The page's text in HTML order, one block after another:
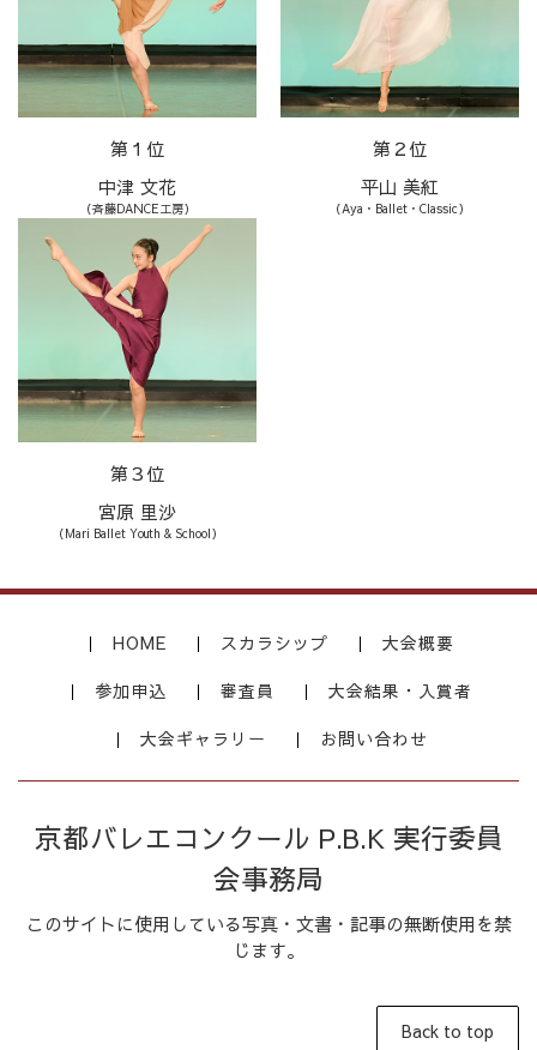
第１位
中津 文花
（斉藤DANCE工房）
第２位
平山 美紅
（Aya・Ballet・Classic）
第３位
宮原 里沙
（Mari Ballet Youth & School）
HOME スカラシップ
大会概要
参加申込
審査員
大会結果・入賞者
大会ギャラリー
お問い合わせ
京都バレエコンクール P.B.K 実行委員
会事務局
このサイトに使用している写真・文書・記事の無断使用を禁
じます。
Back to top